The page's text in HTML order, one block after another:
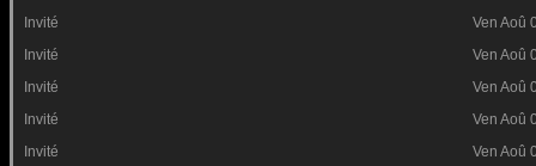
Invité
Ven Aoû
Invité
Ven Aoû
Invité
Ven Aoû
Invité
Ven Aoû
Invité
Ven Aoû